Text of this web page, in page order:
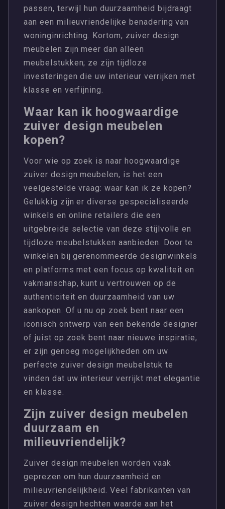
passen, terwijl hun duurzaamheid bijdraagt
aan een milieuvriendelijke benadering van
woninginrichting. Kortom, zuiver design
meubelen zijn meer dan alleen
meubelstukken; ze zijn tijdloze
investeringen die uw interieur verrijken met
klasse en verfijning.
Waar kan ik hoogwaardige
zuiver design meubelen
kopen?
Voor wie op zoek is naar hoogwaardige
zuiver design meubelen, is het een
veelgestelde vraag: waar kan ik ze kopen?
Gelukkig zijn er diverse gespecialiseerde
winkels en online retailers die een
uitgebreide selectie van deze stijlvolle en
tijdloze meubelstukken aanbieden. Door te
winkelen bij gerenommeerde designwinkels
en platforms met een focus op kwaliteit en
vakmanschap, kunt u vertrouwen op de
authenticiteit en duurzaamheid van uw
aankopen. Of u nu op zoek bent naar een
iconisch ontwerp van een bekende designer
of juist op zoek bent naar nieuwe inspiratie,
er zijn genoeg mogelijkheden om uw
perfecte zuiver design meubelstuk te
vinden dat uw interieur verrijkt met elegantie
en klasse.
Zijn zuiver design meubelen
duurzaam en
milieuvriendelijk?
Zuiver design meubelen worden vaak
geprezen om hun duurzaamheid en
milieuvriendelijkheid. Veel fabrikanten van
zuiver design hechten waarde aan het